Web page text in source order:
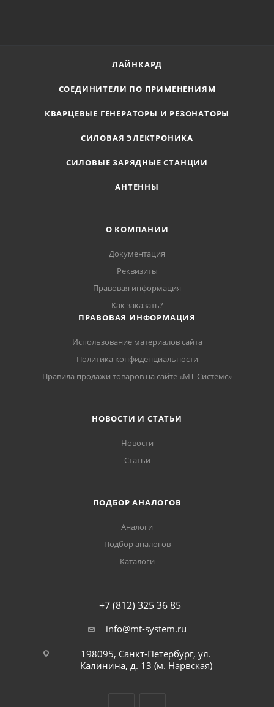
ЛАЙНКАРД
СОЕДИНИТЕЛИ ПО ПРИМЕНЕНИЯМ
КВАРЦЕВЫЕ ГЕНЕРАТОРЫ И РЕЗОНАТОРЫ
СИЛОВАЯ ЭЛЕКТРОНИКА
СИЛОВЫЕ ЗАРЯДНЫЕ СТАНЦИИ
АНТЕННЫ
О КОМПАНИИ
Документация
Реквизиты
Правовая информация
Как заказать?
ПРАВОВАЯ ИНФОРМАЦИЯ
Использование материалов сайта
Политика конфиденциальности
Правила продажи товаров на сайте «МТ-Системс»
НОВОСТИ И СТАТЬИ
Новости
Статьи
ПОДБОР АНАЛОГОВ
Аналоги
Подбор аналогов
Каталоги
+7 (812) 325 36 85
info@mt-system.ru
198095, Санкт-Петербург, ул.
Калинина, д. 13 (м. Нарвская)